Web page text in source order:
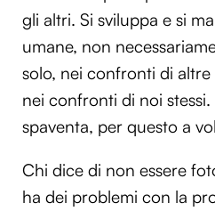
gli altri. Si sviluppa e si
umane, non
solo, nei confronti di
nei confronti di noi
spaventa, per questo a
Chi dice di non essere
ha dei problemi con la